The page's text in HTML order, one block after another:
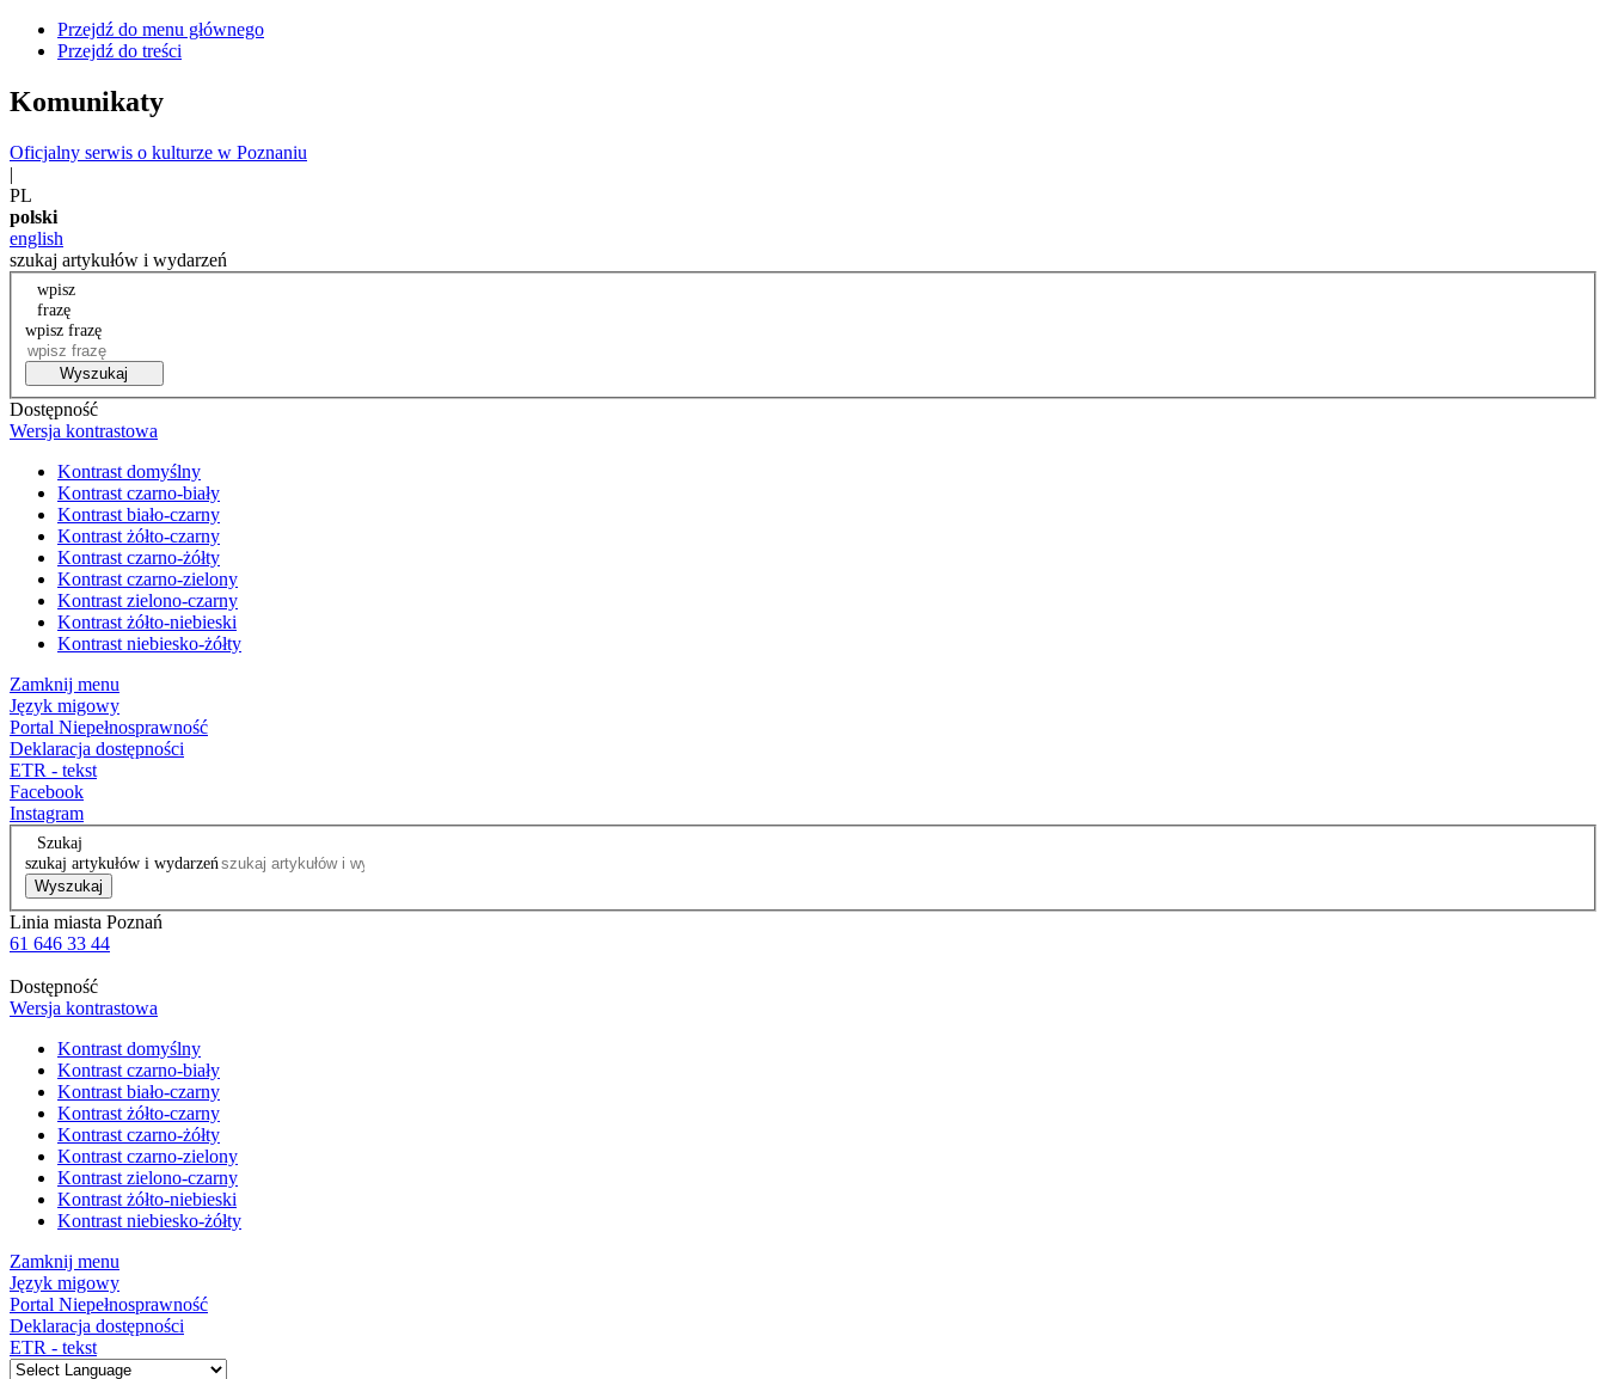
Przejdź do menu głównego
Przejdź do treści
Komunikaty
Oficjalny serwis o kulturze w Poznaniu
|
PL
polski
english
szukaj artykułów i wydarzeń
wpisz
frazę
wpisz frazę
Wyszukaj
Dostępność
Wersja kontrastowa
Kontrast domyślny
Kontrast czarno-biały
Kontrast biało-czarny
Kontrast żółto-czarny
Kontrast czarno-żółty
Kontrast czarno-zielony
Kontrast zielono-czarny
Kontrast żółto-niebieski
Kontrast niebiesko-żółty
Zamknij menu
Język migowy
Portal Niepełnosprawność
Deklaracja dostępności
ETR - tekst
Facebook
Instagram
Szukaj
szukaj artykułów i wydarzeń
Wyszukaj
Linia miasta Poznań
61 646 33 44
Dostępność
Wersja kontrastowa
Kontrast domyślny
Kontrast czarno-biały
Kontrast biało-czarny
Kontrast żółto-czarny
Kontrast czarno-żółty
Kontrast czarno-zielony
Kontrast zielono-czarny
Kontrast żółto-niebieski
Kontrast niebiesko-żółty
Zamknij menu
Język migowy
Portal Niepełnosprawność
Deklaracja dostępności
ETR - tekst